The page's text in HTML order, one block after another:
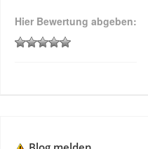
Hier Bewertung abgeben: